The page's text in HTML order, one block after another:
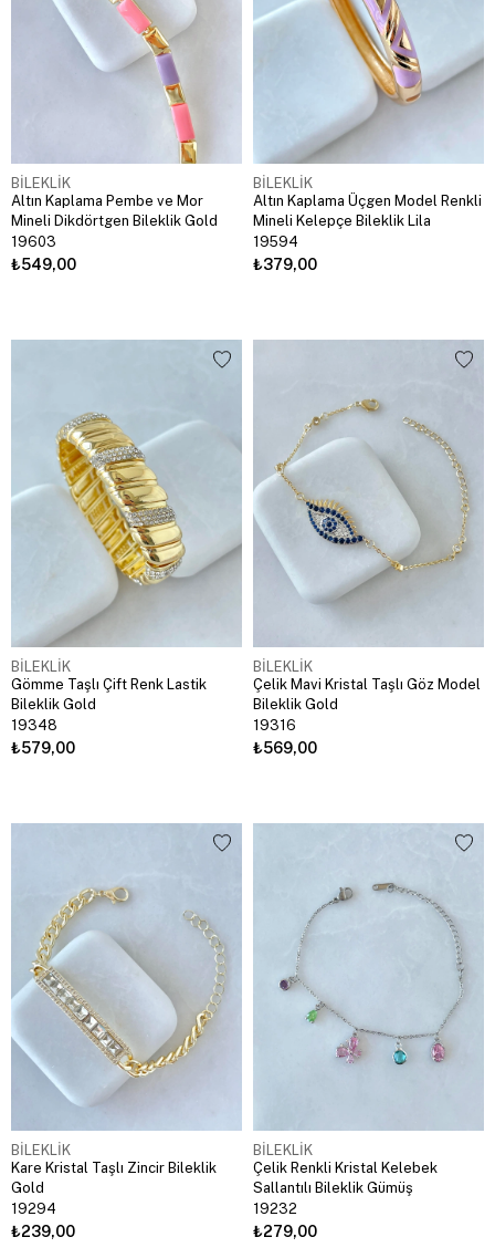
BİLEKLİK
Altın Kaplama Pembe ve Mor
Mineli Dikdörtgen Bileklik Gold
19603
₺549,00
BİLEKLİK
Altın Kaplama Üçgen Model Renkli
Mineli Kelepçe Bileklik Lila
19594
₺379,00
BİLEKLİK
Gömme Taşlı Çift Renk Lastik
Bileklik Gold
19348
₺579,00
BİLEKLİK
Çelik Mavi Kristal Taşlı Göz Model
Bileklik Gold
19316
₺569,00
BİLEKLİK
Kare Kristal Taşlı Zincir Bileklik
Gold
19294
₺239,00
BİLEKLİK
Çelik Renkli Kristal Kelebek
Sallantılı Bileklik Gümüş
19232
₺279,00